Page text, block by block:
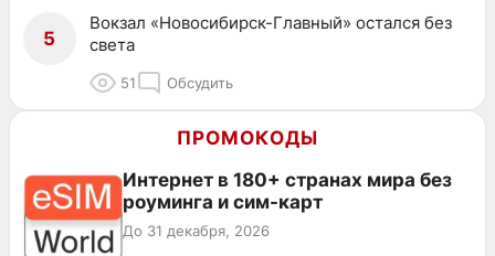
5
Вокзал «Новосибирск-Главный» остался без
света
51 Обсудить
ПРОМОКОДЫ
Интернет в 180+ странах мира без
роуминга и сим-карт
До 31 декабря, 2026